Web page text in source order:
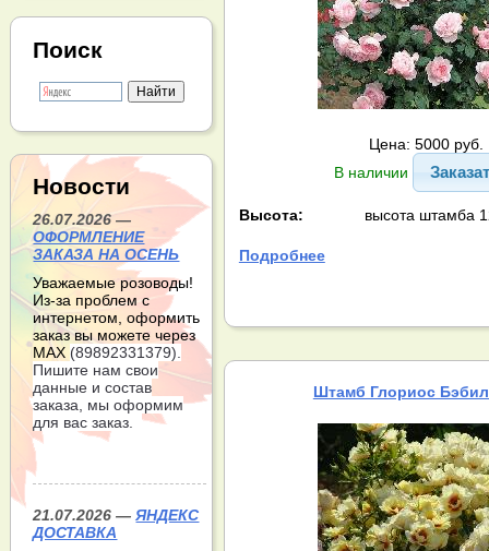
Цена: 5000 руб.
В наличии
Высота: высота штамба
Подробнее
Штамб Глориос
Поиск
Новости
26.07.2026 —
ОФОРМЛЕНИЕ
ЗАКАЗА НА ОСЕНЬ
Уважаемые розоводы!
Из-за проблем с
интернетом, оформить
заказ вы можете через
МАХ (89892331379).
Пишите нам свои
данные и состав
заказа, мы оформим
для вас заказ.
21.07.2026 —ЯНДЕКС
ДОСТАВКА